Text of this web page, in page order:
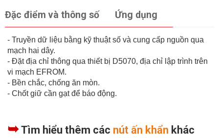
Đặc điểm và thông số Ứng dụng
- Truyền dữ liệu bằng kỹ thuật số và cung cấp nguồn qua
mạch hai dây.
- Đặt địa chỉ thông qua thiết bị D5070, địa chỉ lập trình trên
vi mạch EFROM.
- Bền chắc, chống ăn mòn.
- Chốt giữ cần gạt để báo động.
➥Tìm hiểu thêm các nút ấn khẩn khác